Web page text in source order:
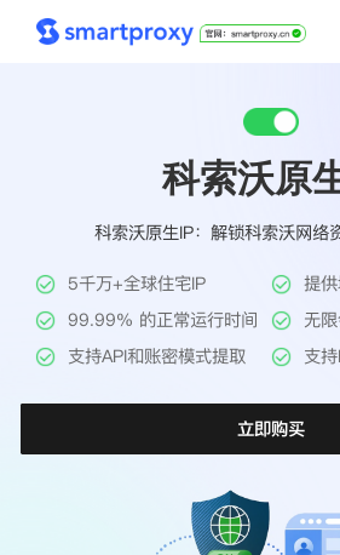
解决方案
工具
帮助中心
科索沃原
科索沃原生IP：解锁科索沃网络
5千万+全球住宅IP
提
99.99% 的正常运行时间
无
支持API和账密模式提取
支
立即购买